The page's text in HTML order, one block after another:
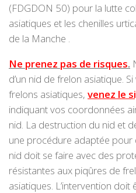
(FDGDON 50) pour la lutte
asiatiques et les chenilles
de la Manche .
Ne prenez pas de risques.
d’un nid de frelon asiatique.
frelons asiatiques, venez le
indiquant vos coordonnées
nid. La destruction du nid et
une procédure adaptée pour
nid doit se faire avec des
résistantes aux piqûres de
asiatiques. L’intervention